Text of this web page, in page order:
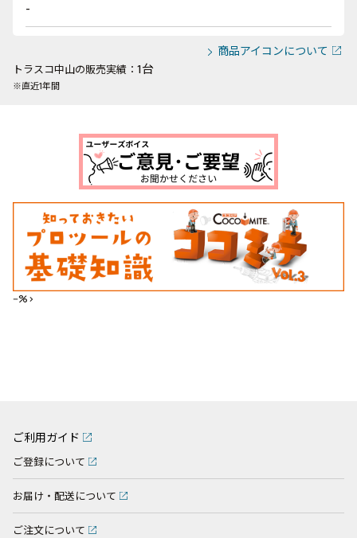
-
商品アイコンについて
トラスコ中山の販売実績： 1台
※直近1年間
--%>
ご利用ガイド
ご登録について
お届け・配送について
ご注文について